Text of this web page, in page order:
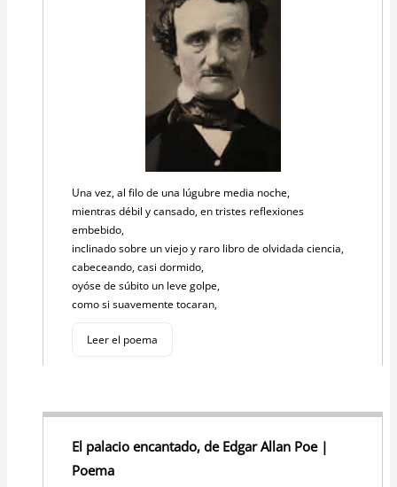
Una vez, al filo de una lúgubre media noche,
mientras débil y cansado, en tristes reflexiones
embebido,
inclinado sobre un viejo y raro libro de olvidada ciencia,
cabeceando, casi dormido,
oyóse de súbito un leve golpe,
como si suavemente tocaran,
Leer el poema
El palacio encantado, de Edgar Allan Poe |
Poema